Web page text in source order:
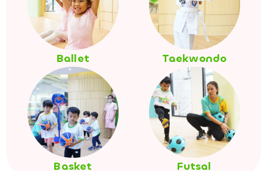
Ballet Taekwondo
Basket Futsal